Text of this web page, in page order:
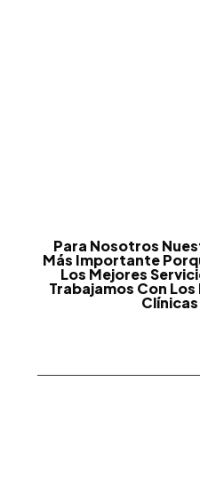
Para Nosotros
Más Importante
Los Mejores
Trabajamos Con
Clínicas